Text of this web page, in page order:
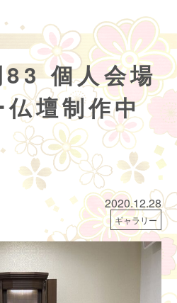
83 個人会場
仏壇制作中
2020.12.28
ギャラリー